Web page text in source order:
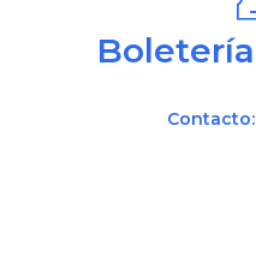
Boletería
Contacto: